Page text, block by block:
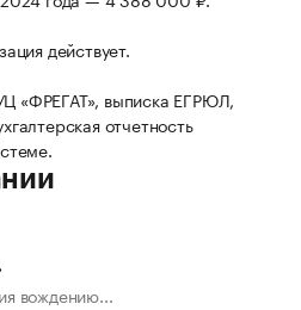
действует.
«ФРЕГАТ», выписка ЕГРЮЛ,
отчетность
вождению...